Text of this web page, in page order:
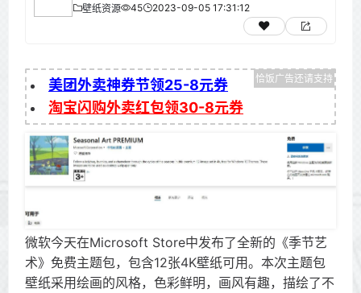
壁纸资源 45 2023-09-05 17:31:12
美团外卖神券节领25-8元券
淘宝闪购外卖红包领30-8元券
微软今天在Microsoft Store中发布了全新的《季节艺
术》免费主题包，包含12张4K壁纸可用。本次主题包
壁纸采用绘画的风格，色彩鲜明，画风有趣，描绘了不